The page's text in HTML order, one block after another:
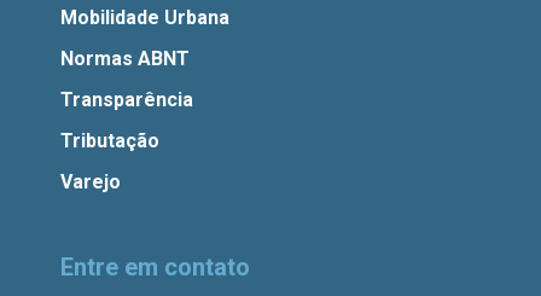
Mobilidade Urbana
Normas ABNT
Transparência
Tributação
Varejo
Entre em contato